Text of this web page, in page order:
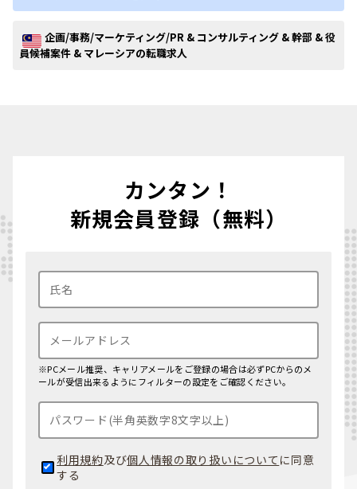
企画/事務/マーケティング/PR & コンサルティング & 幹部 & 役
員候補案件 & マレーシアの転職求人
カンタン！
新規会員登録（無料）
※PCメール推奨、キャリアメールをご登録の場合は必ずPCからのメ
ールが受信出来るようにフィルターの設定をご確認ください。
利用規約及び個人情報の取り扱いについて に同意
する